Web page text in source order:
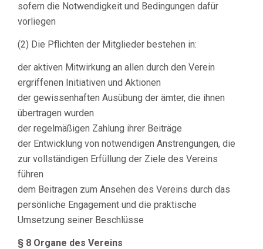
sofern die Notwendigkeit und Bedingungen dafür
vorliegen
(2) Die Pflichten der Mitglieder bestehen in:
der aktiven Mitwirkung an allen durch den Verein
ergriffenen Initiativen und Aktionen
der gewissenhaften Ausübung der ämter, die ihnen
übertragen wurden
der regelmäßigen Zahlung ihrer Beiträge
der Entwicklung von notwendigen Anstrengungen, die
zur vollständigen Erfüllung der Ziele des Vereins
führen
dem Beitragen zum Ansehen des Vereins durch das
persönliche Engagement und die praktische
Umsetzung seiner Beschlüsse
§ 8 Organe des Vereins